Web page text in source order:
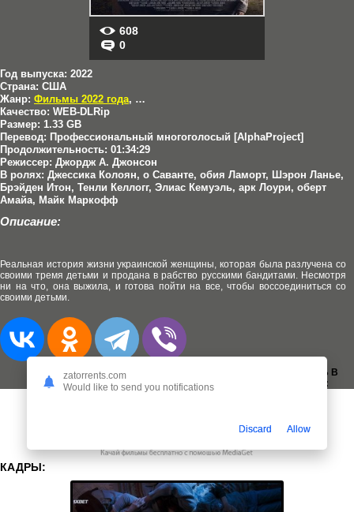
608
0
Год выпуска: 2022
Страна: США
Жанр: Фильмы 2022 года, Драмы
Качество: WEB-DLRip
Размер: 1.33 GB
Перевод: Профессиональный многоголосый [AlphaProject]
Продолжительность: 01:34:29
Режиссер: Джордж А. Джонсон
В ролях: Джессика Колоян, о Саванте, обия Ламорт, Шэрон Ланье,
Брэйден Итон, Тенли Келлогг, Элиас Кемуэль, арк Лоури, оберт
Амайа, Майк Маркофф
Описание:
Реальная история жизни украинской женщины, которая была разлучена со
своими тремя детьми и продана в рабство русскими бандитами. Несмотря
ни на что, она выжила, и готова пойти на все, чтобы воссоединиться со
своими детьми.
ДОБАВИТЬ В
ЗАКЛАДКИ:
КАДРЫ:
zatorrents.com
Would like to send you notifications
Discard Allow